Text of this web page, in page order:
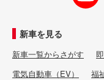
新車を見る
新車一覧からさがす
電気自動車（EV）
福